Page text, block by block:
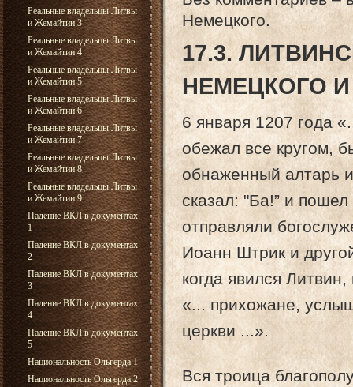
Реальные владельцы Литвы
и Жемайтии 3
Реальные владельцы Литвы
и Жемайтии 4
Реальные владельцы Литвы
и Жемайтии 5
Реальные владельцы Литвы
и Жемайтии 6
Реальные владельцы Литвы
и Жемайтии 7
Реальные владельцы Литвы
и Жемайтии 8
Реальные владельцы Литвы
и Жемайтии 9
Падение ВКЛ в документах
1
Падение ВКЛ в документах
2
Падение ВКЛ в документах
3
Падение ВКЛ в документах
4
Падение ВКЛ в документах
5
Национальность Ольгерда 1
Национальность Ольгерда 2
Немецкого.
17.3.
НЕМЕЦКОГО
6 января 1207 года
обежал все кругом,
обнаженный алтарь
сказал: "Ба!” и
отправляли
Иоанн Штрик и
когда явился
«... прихожане,
церкви ...».
Вся троица